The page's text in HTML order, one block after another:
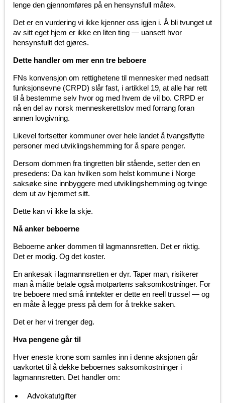
lenge den gjennomføres på en hensynsfull måte».
Det er en vurdering vi ikke kjenner oss igjen i. Å bli tvunget ut
av sitt eget hjem er ikke en liten ting — uansett hvor
hensynsfullt det gjøres.
Dette handler om mer enn tre beboere
FNs konvensjon om rettighetene til mennesker med nedsatt
funksjonsevne (CRPD) slår fast, i artikkel 19, at alle har rett
til å bestemme selv hvor og med hvem de vil bo. CRPD er
nå en del av norsk menneskerettslov med forrang foran
annen lovgivning.
Likevel fortsetter kommuner over hele landet å tvangsflytte
personer med utviklingshemming for å spare penger.
Dersom dommen fra tingretten blir stående, setter den en
presedens: Da kan hvilken som helst kommune i Norge
saksøke sine innbyggere med utviklingshemming og tvinge
dem ut av hjemmet sitt.
Dette kan vi ikke la skje.
Nå anker beboerne
Beboerne anker dommen til lagmannsretten. Det er riktig.
Det er modig. Og det koster.
En ankesak i lagmannsretten er dyr. Taper man, risikerer
man å måtte betale også motpartens saksomkostninger. For
tre beboere med små inntekter er dette en reell trussel — og
en måte å legge press på dem for å trekke saken.
Det er her vi trenger deg.
Hva pengene går til
Hver eneste krone som samles inn i denne aksjonen går
uavkortet til å dekke beboernes saksomkostninger i
lagmannsretten. Det handler om:
Advokatutgifter